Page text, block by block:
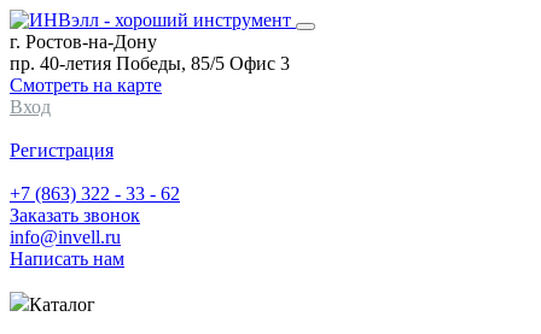
г. Ростов-на-Дону
пр. 40-летия Победы, 85/5 Офис 3
Смотреть на карте
Вход
Регистрация
+7 (863) 322 - 33 - 62
Заказать звонок
info@invell.ru
Написать нам
Каталог